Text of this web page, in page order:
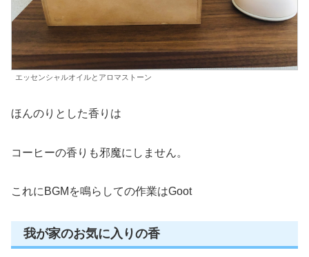
エッセンシャルオイルとアロマストーン
ほんのりとした香りは
コーヒーの香りも邪魔にしません。
これにBGMを鳴らしての作業はGoot
我が家のお気に入りの香